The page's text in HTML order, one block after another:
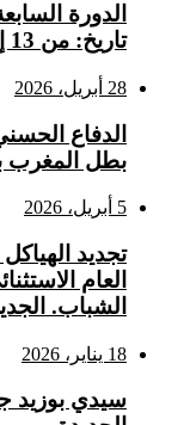
الدورة
تاريخ: من 13 إلى 18 أكتوبر 2026
28 أبريل، 2026
الدفاع
بطل المغرب
5 أبريل، 2026
تجديد
العام
الشباب.
18 يناير، 2026
سيدي بوزيد